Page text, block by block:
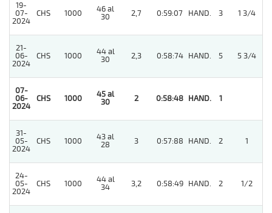
19-
07-
2024
CHS 1000
46 al
30
2,7 0:59:07 HAND. 3 1 3/4
21-
06-
2024
CHS 1000
44 al
30
2,3 0:58:74 HAND. 5 5 3/4
07-
06-
2024
CHS 1000
45 al
30
2 0:58:48 HAND. 1
31-
05-
2024
CHS 1000
43 al
28
3 0:57:88 HAND. 2 1
24-
05-
2024
CHS 1000
44 al
34
3,2 0:58:49 HAND. 2 1/2